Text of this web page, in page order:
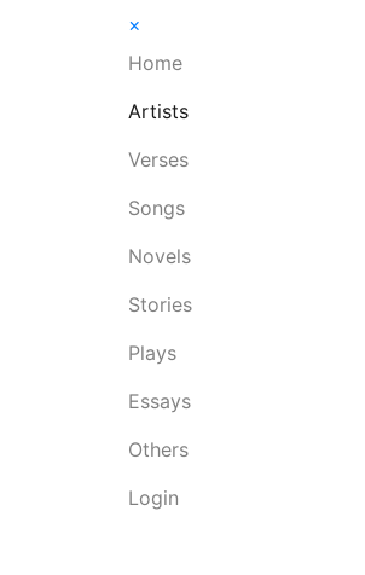
×
Home
Artists
Verses
Songs
Novels
Stories
Plays
Essays
Others
Login